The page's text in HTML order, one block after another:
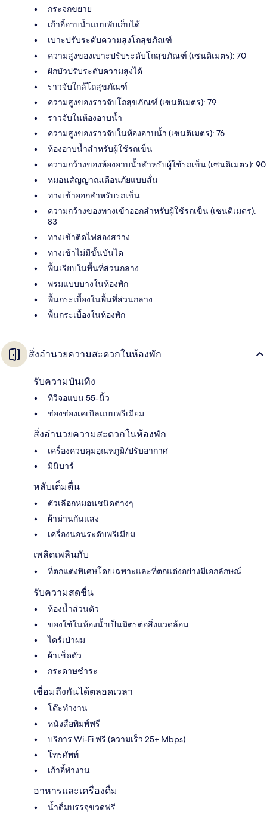
กระจกขยาย
เก้าอี้อาบน้ำแบบพับเก็บได้
เบาะปรับระดับความสูงโถสุขภัณฑ์
ความสูงของเบาะปรับระดับโถสุขภัณฑ์ (เซนติเมตร): 70
ฝักบัวปรับระดับความสูงได้
ราวจับใกล้โถสุขภัณฑ์
ความสูงของราวจับโถสุขภัณฑ์ (เซนติเมตร): 79
ราวจับในห้องอาบน้ำ
ความสูงของราวจับในห้องอาบน้ำ (เซนติเมตร): 76
ห้องอาบน้ำสำหรับผู้ใช้รถเข็น
ความกว้างของห้องอาบน้ำสำหรับผู้ใช้รถเข็น (เซนติเมตร): 90
หมอนสัญญาณเตือนภัยแบบสั่น
ทางเข้าออกสำหรับรถเข็น
ความกว้างของทางเข้าออกสำหรับผู้ใช้รถเข็น (เซนติเมตร):
83
ทางเข้าติดไฟส่องสว่าง
ทางเข้าไม่มีขั้นบันได
พื้นเรียบในพื้นที่ส่วนกลาง
พรมแบบบางในห้องพัก
พื้นกระเบื้องในพื้นที่ส่วนกลาง
พื้นกระเบื้องในห้องพัก
สิ่งอำนวยความสะดวกในห้องพัก
รับความบันเทิง
ทีวีจอแบน 55-นิ้ว
ช่องช่องเคเบิลแบบพรีเมียม
สิ่งอำนวยความสะดวกในห้องพัก
เครื่องควบคุมอุณหภูมิ/ปรับอากาศ
มินิบาร์
หลับเต็มตื่น
ตัวเลือกหมอนชนิดต่างๆ
ผ้าม่านกันแสง
เครื่องนอนระดับพรีเมียม
เพลิดเพลินกับ
ที่ตกแต่งพิเศษโดยเฉพาะและที่ตกแต่งอย่างมีเอกลักษณ์
รับความสดชื่น
ห้องน้ำส่วนตัว
ของใช้ในห้องน้ำเป็นมิตรต่อสิ่งแวดล้อม
ไดร์เป่าผม
ผ้าเช็ดตัว
กระดาษชำระ
เชื่อมถึงกันได้ตลอดเวลา
โต๊ะทำงาน
หนังสือพิมพ์ฟรี
บริการ Wi-Fi ฟรี (ความเร็ว 25+ Mbps)
โทรศัพท์
เก้าอี้ทำงาน
อาหารและเครื่องดื่ม
น้ำดื่มบรรจุขวดฟรี